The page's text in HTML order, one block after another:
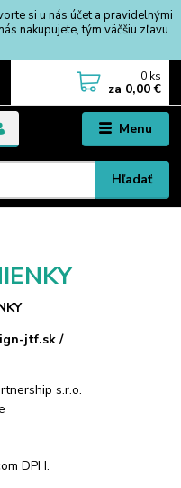
si u nás účet a pravidelnými
nakupujete, tým väčšiu zľavu
Menu
Hľadať
0 ks
za 0,00 €
jtf.sk /
s.r.o.
DPH.